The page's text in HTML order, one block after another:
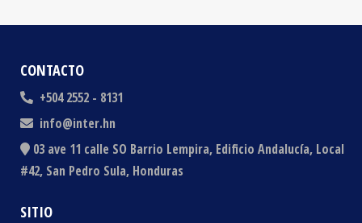
CONTACTO
+504 2552 - 8131
info@inter.hn
03 ave 11 calle SO Barrio Lempira, Edificio Andalucía, Local
#42, San Pedro Sula, Honduras
SITIO